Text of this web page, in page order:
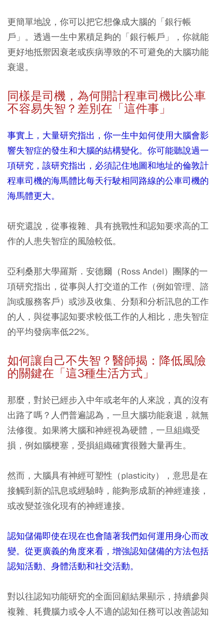
更簡單地說，你可以把它想像成大腦的「銀行帳
戶」。透過一生中累積足夠的「銀行帳戶」，你就能
更好地抵禦因衰老或疾病導致的不可避免的大腦功能
衰退。
同樣是司機，為何開計程車司機比公車
不容易失智？差別在「這件事」
事實上，大量研究指出，你一生中如何使用大腦會影
響失智症的發生和大腦的結構變化。你可能聽說過一
項研究，該研究指出，必須記住地圖和地址的倫敦計
程車司機的海馬體比每天行駛相同路線的公車司機的
海馬體更大。
研究還說，從事複雜、具有挑戰性和認知要求高的工
作的人患失智症的風險較低。
亞利桑那大學羅斯．安德爾（Ross Andel）團隊的一
項研究指出，從事與人打交道的工作（例如管理、諮
詢或服務客戶）或涉及收集、分類和分析訊息的工作
的人，與從事認知要求較低工作的人相比，患失智症
的平均發病率低22%。
如何讓自己不失智？醫師揭：降低風險
的關鍵在「這3種生活方式」
那麼，對於已經步入中年或老年的人來說，真的沒有
出路了嗎？人們普遍認為，一旦大腦功能衰退，就無
法修復。如果將大腦和神經視為硬體，一旦組織受
損，例如腦梗塞，受損組織確實很難大量再生。
然而，大腦具有神經可塑性（plasticity），意思是在
接觸到新的訊息或經驗時，能夠形成新的神經連接，
或改變並強化現有的神經連接。
認知儲備即使在現在也會隨著我們如何運用身心而改
變。從更廣義的角度來看，增強認知儲備的方法包括
認知活動、身體活動和社交活動。
對以往認知功能研究的全面回顧結果顯示，持續參與
複雜、耗費腦力或令人不適的認知任務可以改善認知